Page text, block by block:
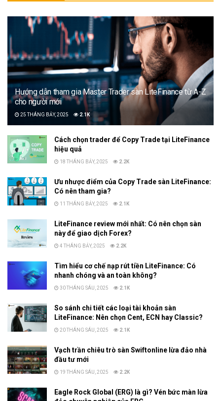
Hướng dẫn tham gia Master Trader sàn LiteFinance từ A-Z
cho người mới
25 THÁNG BẢY, 2025 2.1K
Cách chọn trader để Copy Trade tại LiteFinance
hiệu quả
18 THÁNG BẢY, 2025 2.2K
Ưu nhược điểm của Copy Trade sàn LiteFinance:
Có nên tham gia?
11 THÁNG BẢY, 2025 2.1K
LiteFinance review mới nhất: Có nên chọn sàn
này để giao dịch Forex?
4 THÁNG BẢY, 2025 2.2K
Tìm hiểu cơ chế nạp rút tiền LiteFinance: Có
nhanh chóng và an toàn không?
30 THÁNG SÁU, 2025 2.1K
So sánh chi tiết các loại tài khoản sàn
LiteFinance: Nên chọn Cent, ECN hay Classic?
20 THÁNG SÁU, 2025 2.1K
Vạch trần chiêu trò sàn Swiftonline lừa đảo nhà
đầu tư mới
19 THÁNG SÁU, 2025 2.2K
Eagle Rock Global (ERG) là gì? Vén bức màn lừa